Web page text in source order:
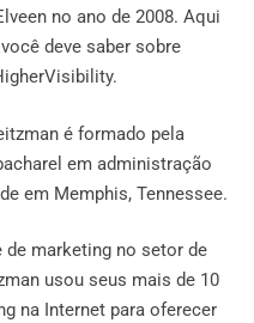
no ano de 2008. Aqui
deve saber sobre
é formado pela
em administração
em Memphis, Tennessee.
marketing no setor de
usou seus mais de 10
na Internet para oferecer